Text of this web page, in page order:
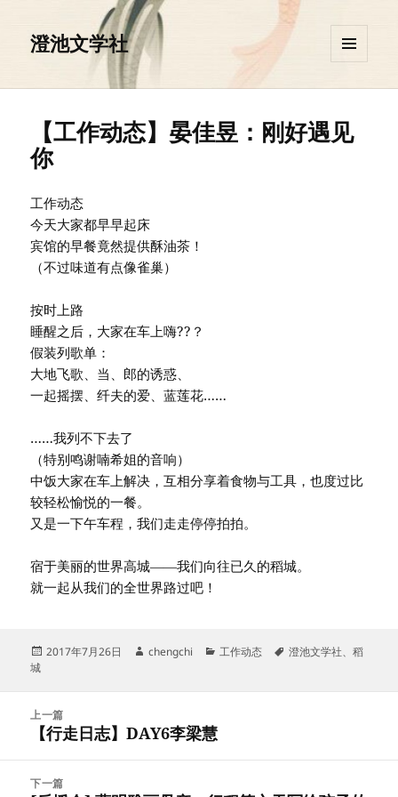
澄池文学社
挂件
【工作动态】晏佳昱：刚好遇见
你
工作动态
今天大家都早早起床
宾馆的早餐竟然提供酥油茶！
（不过味道有点像雀巢）
按时上路
睡醒之后，大家在车上嗨??？
假装列歌单：
大地飞歌、当、郎的诱惑、
一起摇摆、纤夫的爱、蓝莲花……
……我列不下去了
（特别鸣谢喃希姐的音响）
中饭大家在车上解决，互相分享着食物与工具，也度过比
较轻松愉悦的一餐。
又是一下午车程，我们走走停停拍拍。
宿于美丽的世界高城――我们向往已久的稻城。
就一起从我们的全世界路过吧！
发
2017年7月26日
作
chengchi
分
工作动态
标
澄池文学社、稻
城
航
上一篇
上
文
【行走日志】DAY6李梁慧
下一篇